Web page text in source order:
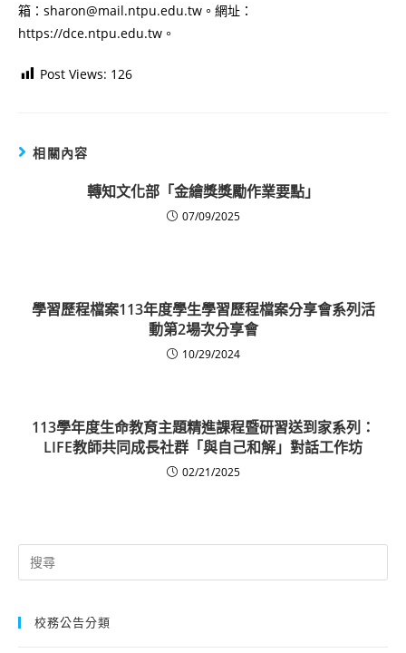
箱：sharon@mail.ntpu.edu.tw。網址：
https://dce.ntpu.edu.tw。
Post Views: 126
相關內容
轉知文化部「金繪獎獎勵作業要點」
07/09/2025
學習歷程檔案113年度學生學習歷程檔案分享會系列活
動第2場次分享會
10/29/2024
113學年度生命教育主題精進課程暨研習送到家系列：
LIFE教師共同成長社群「與自己和解」對話工作坊
02/21/2025
Search
for:
校務公告分類